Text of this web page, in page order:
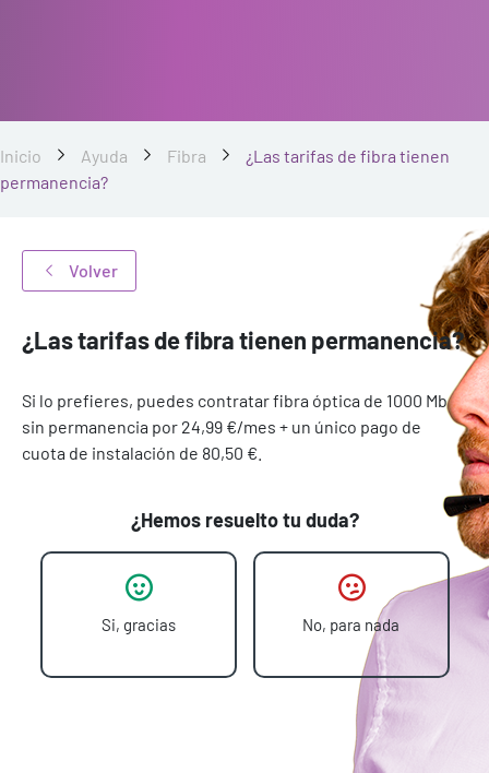
Inicio Ayuda Fibra
¿Las tarifas de fibra tienen
permanencia?
Volver
¿Las tarifas de fibra tienen permanencia?
Si lo prefieres, puedes contratar fibra óptica de 1000 Mb
sin permanencia por 24,99 €/mes + un único pago de
cuota de instalación de 80,50 €.
¿Hemos resuelto tu duda?
Si, gracias No, para nada